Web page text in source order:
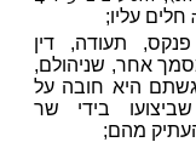
חלים עליו;
תעודה, דין
אחר, שניהולם,
היא חובה על
בידי שר
מהם;